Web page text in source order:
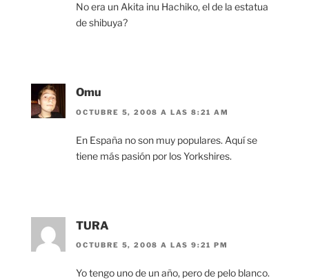
No era un Akita inu Hachiko, el de la estatua
de shibuya?
Omu
OCTUBRE 5, 2008 A LAS 8:21 AM
En España no son muy populares. Aquí se
tiene más pasión por los Yorkshires.
TURA
OCTUBRE 5, 2008 A LAS 9:21 PM
Yo tengo uno de un año, pero de pelo blanco.